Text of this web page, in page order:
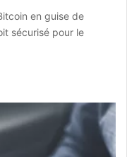
en guise de
sécurisé pour le